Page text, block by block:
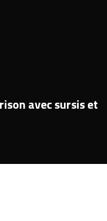
avec sursis et